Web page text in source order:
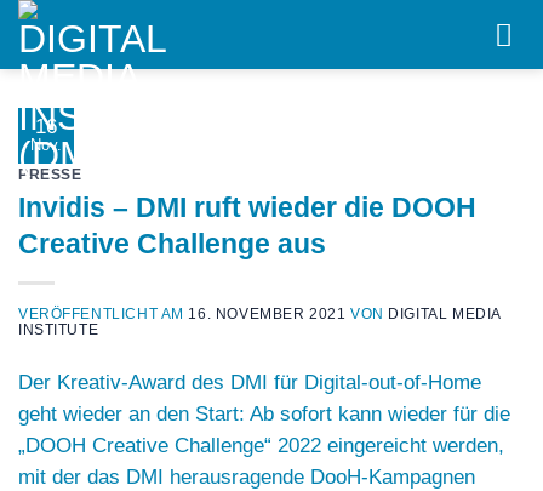
Skip
content
16
Nov.
PRESSE
Invidis – DMI ruft wieder die DOOH
Creative Challenge aus
VERÖFFENTLICHT AM 16. NOVEMBER 2021 VON DIGITAL MEDIA
INSTITUTE
Der Kreativ-Award des DMI für Digital-out-of-Home
geht wieder an den Start: Ab sofort kann wieder für die
„DOOH Creative Challenge“ 2022 eingereicht werden,
mit der das DMI herausragende DooH-Kampagnen